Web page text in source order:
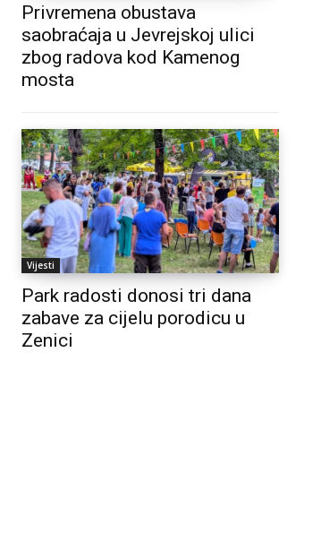
Privremena obustava
saobraćaja u Jevrejskoj ulici
zbog radova kod Kamenog
mosta
Vijesti
Park radosti donosi tri dana
zabave za cijelu porodicu u
Zenici